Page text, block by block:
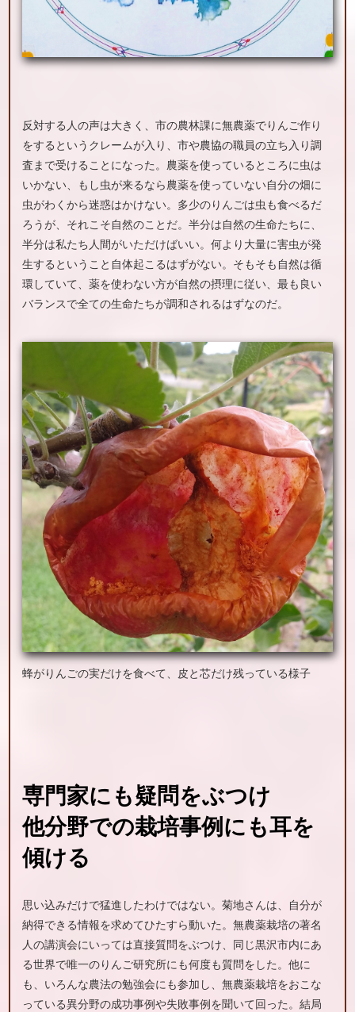
蜂がりんごの実だけを食べて、皮と芯だけ残っている様子
反対する人の声は大きく、市の農林課に無農薬でりんご作り
をするというクレームが入り、市や農協の職員の立ち入り調
査まで受けることになった。農薬を使っているところに虫は
いかない、もし虫が来るなら農薬を使っていない自分の畑に
虫がわくから迷惑はかけない。多少のりんごは虫も食べるだ
ろうが、それこそ自然のことだ。半分は自然の生命たちに、
半分は私たち人間がいただけばいい。何より大量に害虫が発
生するということ自体起こるはずがない。そもそも自然は循
環していて、薬を使わない方が自然の摂理に従い、最も良い
バランスで全ての生命たちが調和されるはずなのだ。
専門家にも疑問をぶつけ
他分野での栽培事例にも耳を
傾ける
思い込みだけで猛進したわけではない。菊地さんは、自分が
納得できる情報を求めてひたすら動いた。無農薬栽培の著名
人の講演会にいっては直接質問をぶつけ、同じ黒沢市内にあ
る世界で唯一のりんご研究所にも何度も質問をした。他に
も、いろんな農法の勉強会にも参加し、無農薬栽培をおこな
っている異分野の成功事例や失敗事例を聞いて回った。結局